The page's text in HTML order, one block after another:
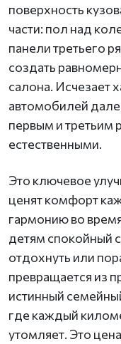
поверхность
части: пол над
панели третьего
создать
салона. Исчезает
автомобилей
первым и третьим
естественными.
Это ключевое
ценят комфорт
гармонию во
детям спокойный
отдохнуть или
превращается из
истинный
где каждый
утомляет. Это